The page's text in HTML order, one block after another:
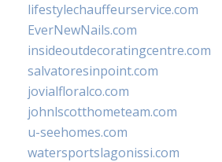
lifestylechauffeurservice.com
EverNewNails.com
insideoutdecoratingcentre.com
salvatoresinpoint.com
jovialfloralco.com
johnlscotthometeam.com
u-seehomes.com
watersportslagonissi.com